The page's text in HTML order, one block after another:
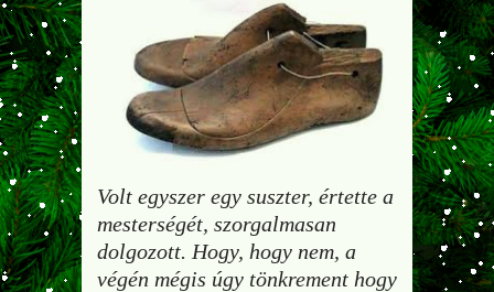
Volt egyszer egy suszter, értette a
mesterségét, szorgalmasan
dolgozott. Hogy, hogy nem, a
végén mégis úgy tönkrement hogy